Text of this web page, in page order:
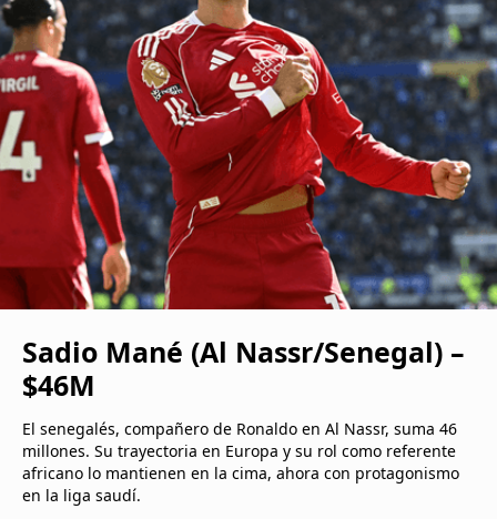
Sadio Mané (Al Nassr/Senegal) –
$46M
El senegalés, compañero de Ronaldo en Al Nassr, suma 46
millones. Su trayectoria en Europa y su rol como referente
africano lo mantienen en la cima, ahora con protagonismo
en la liga saudí.